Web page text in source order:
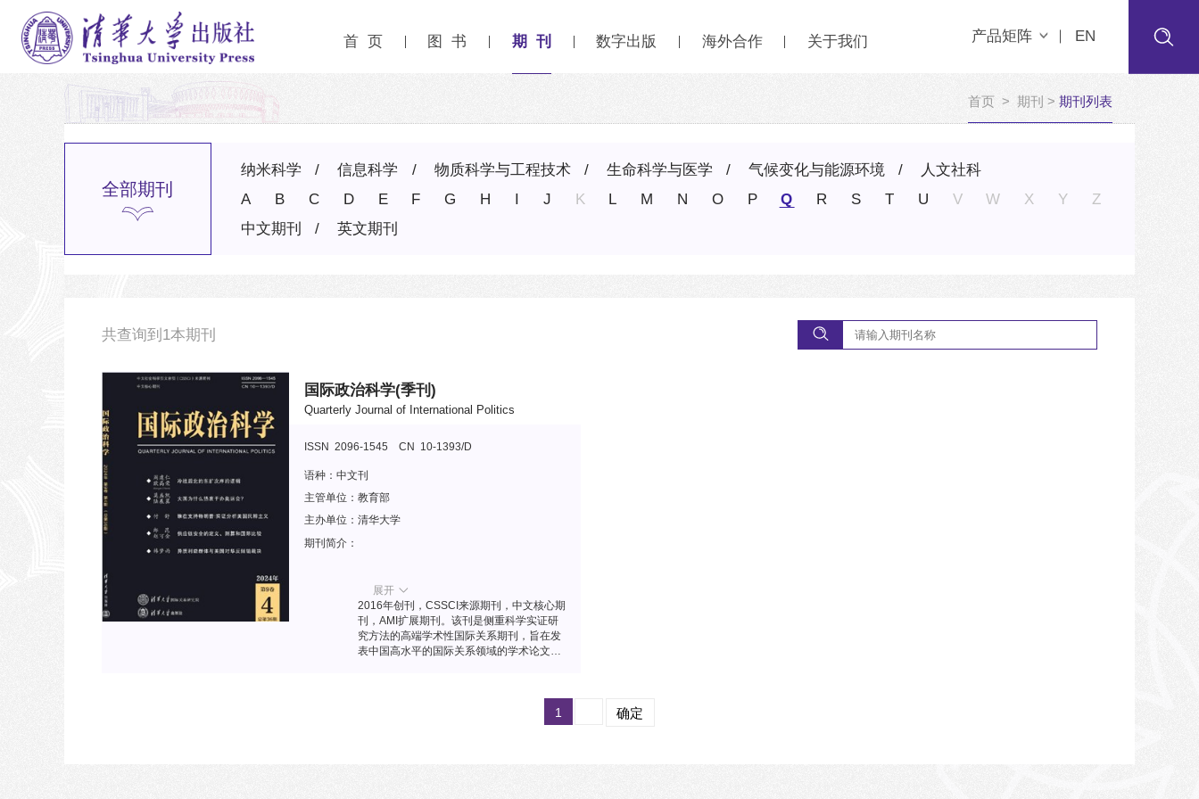
首 页 图 书 期 刊 数字出版 海外合作 关于我们 产品矩阵 EN
首页> 期刊 > 期刊列表
全部期刊
纳米科学 信息科学 物质科学与工程技术 生命科学与医学 气候变化与能源环境
人文社科
A
B C D E F G H I J K L M N O P Q R S T U V W X Y
Z
中文期刊
英文期刊
共查询到 1本期刊
国际政治科学(季刊)
Quarterly Journal of International Politics
ISSN 2096-1545 CN 10-1393/D
语种： 中文刊
主管单位： 教育部
主办单位： 清华大学
期刊简介：
展开
2016年创刊，CSSCI来源期刊，中文核心期
刊，AMI扩展期刊。该刊是侧重科学实证研
究方法的高端学术性国际关系期刊，旨在发
表中国高水平的国际关系领域的学术论文，
1 确定